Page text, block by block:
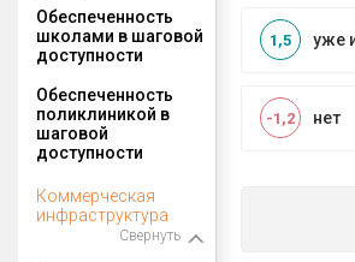
Обеспеченность
школами в шаговой
доступности
уже
1,5
Обеспеченность
поликлиникой в
шаговой
доступности
нет
-1,2
Коммерческая
инфраструктура
Свернуть